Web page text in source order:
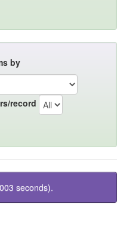
by
record
seconds).